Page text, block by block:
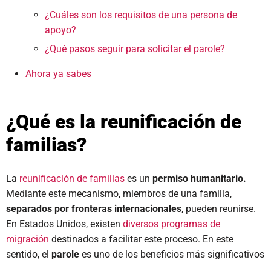
¿Cuáles son los requisitos de una persona de
apoyo?
¿Qué pasos seguir para solicitar el parole?
Ahora ya sabes
¿Qué es la reunificación de
familias?
La reunificación de familias es un permiso humanitario.
Mediante este mecanismo, miembros de una familia,
separados por fronteras internacionales, pueden reunirse.
En Estados Unidos, existen diversos programas de
migración destinados a facilitar este proceso. En este
sentido, el parole es uno de los beneficios más significativos